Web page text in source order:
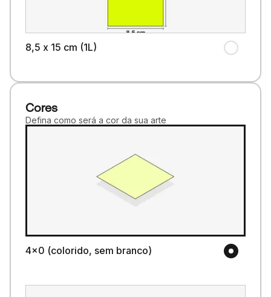
8,5 x 15 cm (1L)
Cores
Defina como será a cor da sua arte
4x0 (colorido, sem branco)